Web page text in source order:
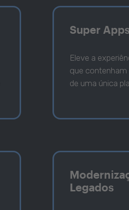
Super
Eleve a
que contenham
de uma única
Legados